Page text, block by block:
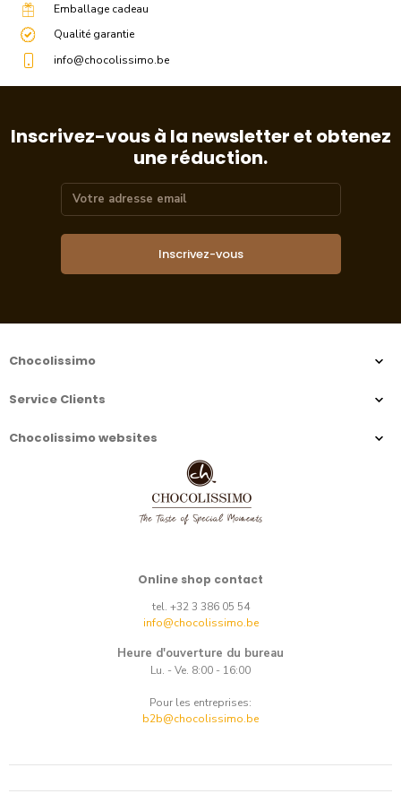
Emballage cadeau
Qualité garantie
info@chocolissimo.be
Inscrivez-vous à la newsletter et obtenez
une réduction.
Inscrivez-vous
Chocolissimo
Service Clients
Chocolissimo websites
Online shop contact
tel. +32 3 386 05 54
info@chocolissimo.be
Heure d'ouverture du bureau
Lu. - Ve. 8:00 - 16:00
Pour les entreprises:
b2b@chocolissimo.be